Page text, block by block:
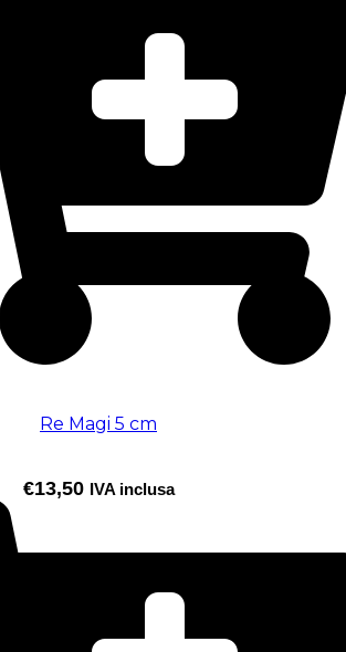
Re Magi 5 cm
€13,50 IVA inclusa